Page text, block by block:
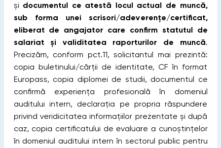
și documentul ce atestă locul actual de muncă,
sub forma unei scrisori/adeverențe/certificat,
eliberat de angajator care confirm statutul de
salariat și validitatea raporturilor de muncă.
Precizăm, conform pct.11, solicitantul mai prezintă:
copia buletinului/cărții de identitate, CF în format
Europass, copia diplomei de studii, documentul ce
confirmă experiența profesională în domeniul
auditului intern, declarația pe propria răspundere
privind veridicitatea informațiilor prezentate și după
caz, copia certificatului de evaluare a cunoștințelor
în domeniul auditului intern în sectorul public pentru